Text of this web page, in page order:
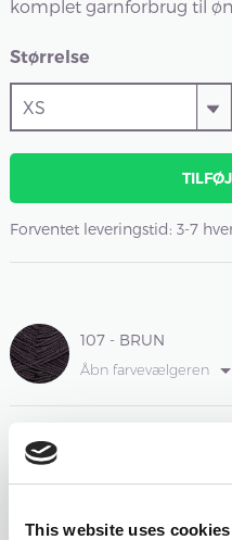
This website uses cookies
komplet garnforbrug til
Størrelse
Forventet leveringstid: 3-7
107 - BRUN
Åbn farvevælgeren
Samlet sum: